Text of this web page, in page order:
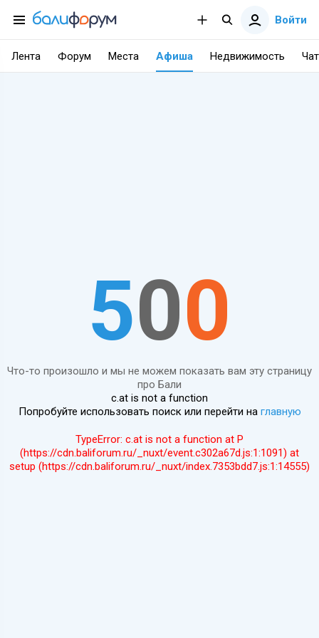
Войти
Лента Форум Места Афиша Недвижимость Чат
500
Что-то произошло и мы не можем показать вам эту страницу
про Бали
c.at is not a function
Попробуйте использовать поиск или перейти на главную
TypeError: c.at is not a function at P
(https://cdn.baliforum.ru/_nuxt/event.c302a67d.js:1:1091) at
setup (https://cdn.baliforum.ru/_nuxt/index.7353bdd7.js:1:14555)